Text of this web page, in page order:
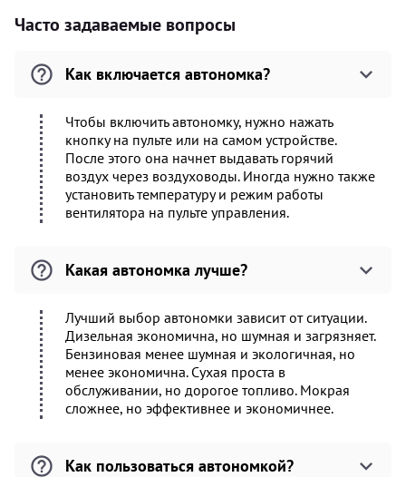
Часто задаваемые вопросы
Как включается автономка?
Чтобы включить автономку, нужно нажать
кнопку на пульте или на самом устройстве.
После этого она начнет выдавать горячий
воздух через воздуховоды. Иногда нужно также
установить температуру и режим работы
вентилятора на пульте управления.
Какая автономка лучше?
Лучший выбор автономки зависит от ситуации.
Дизельная экономична, но шумная и загрязняет.
Бензиновая менее шумная и экологичная, но
менее экономична. Сухая проста в
обслуживании, но дорогое топливо. Мокрая
сложнее, но эффективнее и экономичнее.
Как пользоваться автономкой?